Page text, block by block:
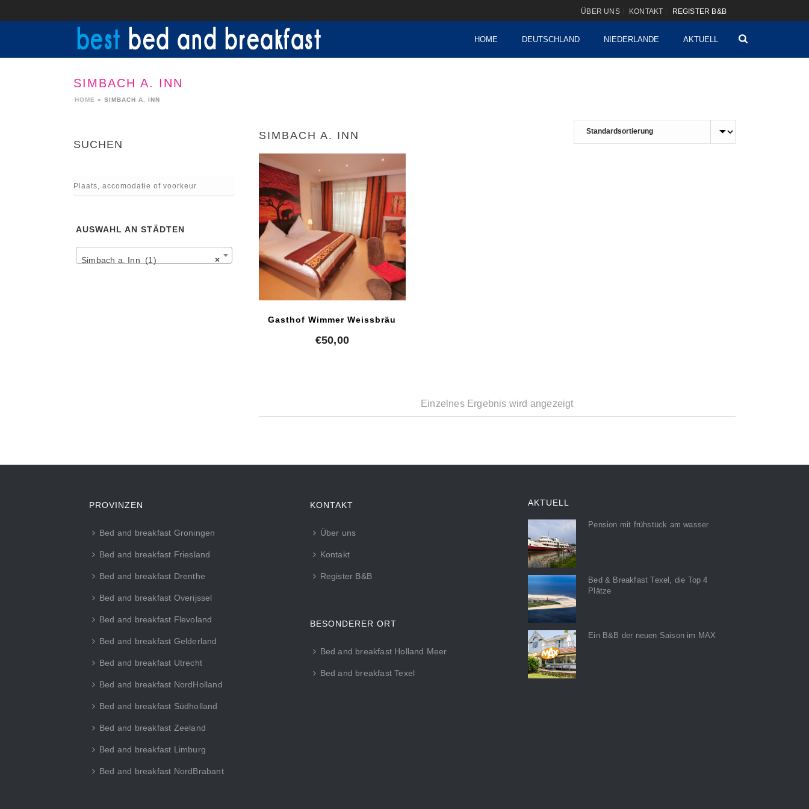
ÜBER UNS KONTAKT REGISTER B&B
HOME DEUTSCHLAND NIEDERLANDE AKTUELL
SIMBACH A. INN
HOME » SIMBACH A. INN
SIMBACH A. INN
Gasthof Wimmer Weissbräu
€50,00
Einzelnes Ergebnis wird angezeigt
SUCHEN
AUSWAHL AN STÄDTEN
×
Simbach a. Inn (1)
PROVINZEN
Bed and breakfast Groningen
Bed and breakfast Friesland
Bed and breakfast Drenthe
Bed and breakfast Overijssel
Bed and breakfast Flevoland
Bed and breakfast Gelderland
Bed and breakfast Utrecht
Bed and breakfast NordHolland
Bed and breakfast Südholland
Bed and breakfast Zeeland
Bed and breakfast Limburg
Bed and breakfast NordBrabant
KONTAKT
Über uns
Kontakt
Register B&B
BESONDERER ORT
Bed and breakfast Holland Meer
Bed and breakfast Texel
AKTUELL
Pension mit frühstück am wasser
Bed & Breakfast Texel, die Top 4
Plätze
Ein B&B der neuen Saison im MAX